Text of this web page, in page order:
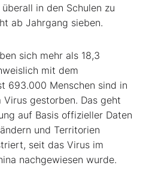
in den Schulen zu
ab Jahrgang sieben.
sich mehr als 18,3
mit dem
693.000 Menschen sind in
gestorben. Das geht
auf Basis offizieller Daten
und Territorien
seit das Virus im
nachgewiesen wurde.